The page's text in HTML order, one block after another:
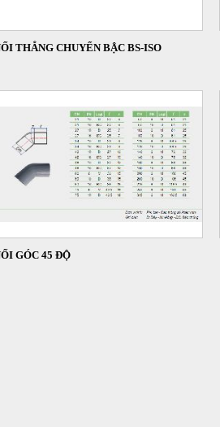
THẲNG CHUYỂN BẬC BS-ISO
GÓC 45 ĐỘ